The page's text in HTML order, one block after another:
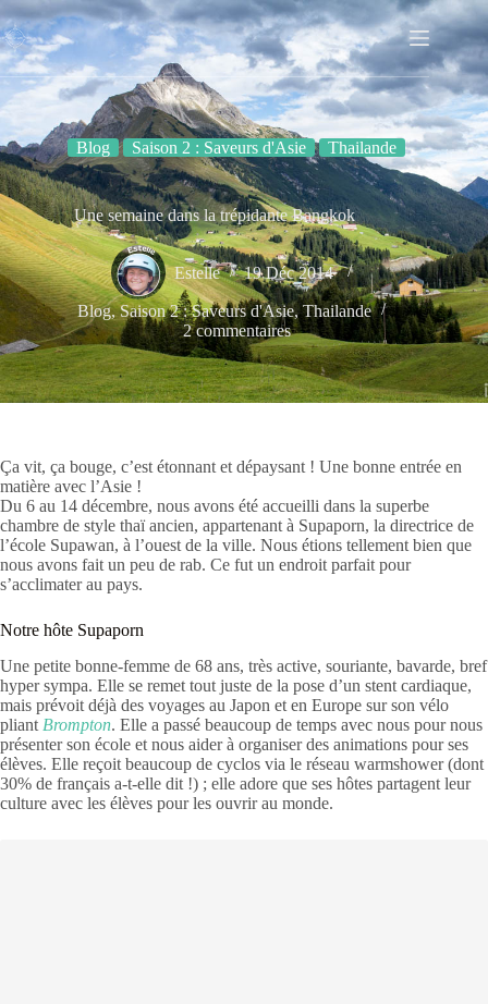
Passer
au
contenu
Blog Saison 2 : Saveurs d'Asie Thailande
Une semaine dans la trépidante Bangkok
Estelle 19 Déc 2014
Blog,Saison 2 : Saveurs d'Asie,Thailande
2 commentaires
Ça vit, ça bouge, c’est étonnant et dépaysant ! Une bonne entrée en
matière avec l’Asie !
Du 6 au 14 décembre, nous avons été accueilli dans la superbe
chambre de style thaï ancien, appartenant à Supaporn, la directrice de
l’école Supawan, à l’ouest de la ville. Nous étions tellement bien que
nous avons fait un peu de rab. Ce fut un endroit parfait pour
s’acclimater au pays.
Notre hôte Supaporn
Une petite bonne-femme de 68 ans, très active, souriante, bavarde, bref
hyper sympa. Elle se remet tout juste de la pose d’un stent cardiaque,
mais prévoit déjà des voyages au Japon et en Europe sur son vélo
pliant Brompton. Elle a passé beaucoup de temps avec nous pour nous
présenter son école et nous aider à organiser des animations pour ses
élèves. Elle reçoit beaucoup de cyclos via le réseau warmshower (dont
30% de français a-t-elle dit !) ; elle adore que ses hôtes partagent leur
culture avec les élèves pour les ouvrir au monde.